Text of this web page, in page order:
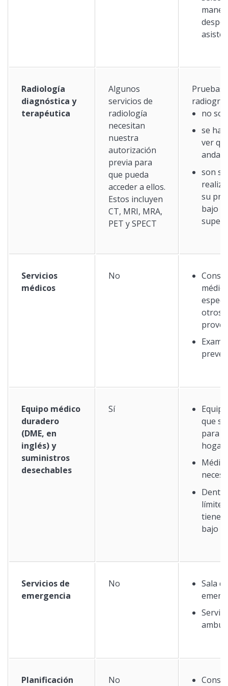
Radiología
diagnóstica y
terapéutica
Algunos
servicios de
radiología
necesitan
nuestra
autorización
previa para
que pueda
acceder a ellos.
Estos incluyen
CT, MRI, MRA,
PET y SPECT
Pruebas
no
se
ver
anda
son
su
bajo
Servicios
médicos
No
otros
Equipo médico
duradero
(DME, en
inglés) y
suministros
desechables
Sí
que
para
hogar
tiene
bajo
Servicios de
emergencia
No
Sala
Planificación
No